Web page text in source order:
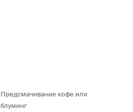
Предсмачивание кофе или
блуминг